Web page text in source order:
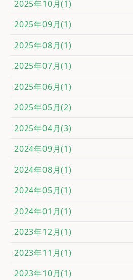
2025年10月(1)
2025年09月(1)
2025年08月(1)
2025年07月(1)
2025年06月(1)
2025年05月(2)
2025年04月(3)
2024年09月(1)
2024年08月(1)
2024年05月(1)
2024年01月(1)
2023年12月(1)
2023年11月(1)
2023年10月(1)